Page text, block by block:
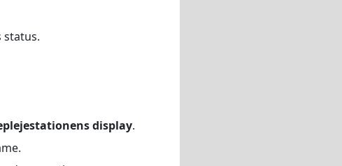
display.